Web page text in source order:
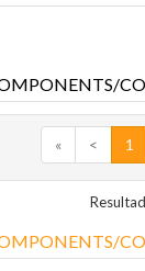
« < 1